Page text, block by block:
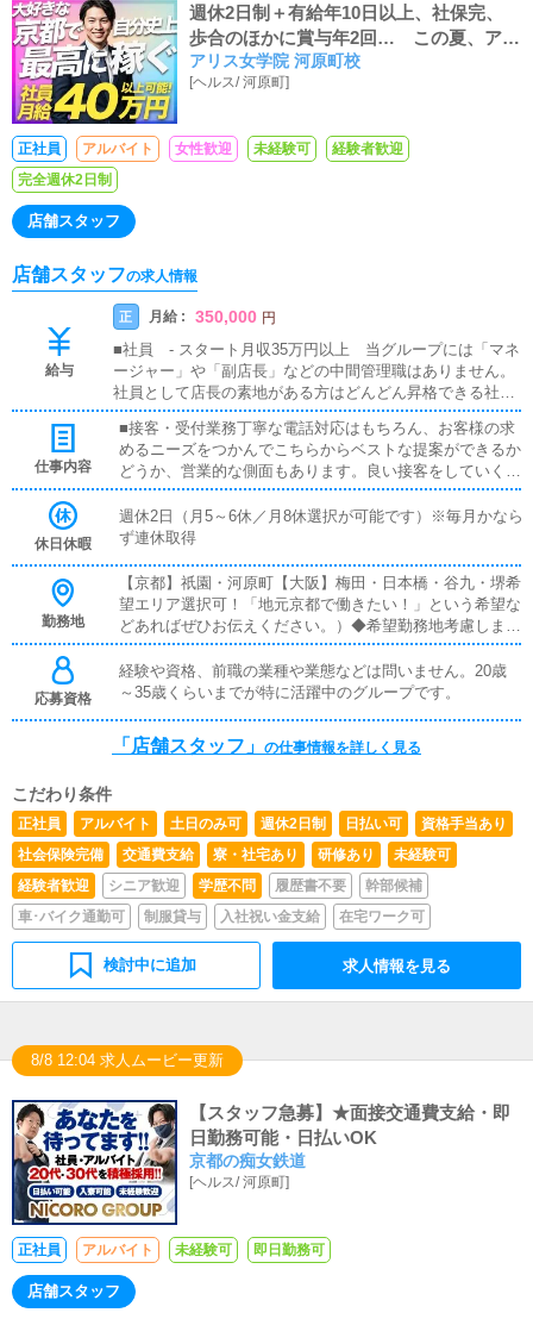
週休2日制＋有給年10日以上、社保完、
歩合のほかに賞与年2回… この夏、アリ
スグループの待遇は「全国基準」に変わ
りました。
アリス女学院 河原町校
[ヘルス/河原町]
正社員 アルバイト 女性歓迎 未経験可
経験者歓迎
完全週休2日制
店舗スタッフ
店舗スタッフの求人情報
給与
正 月給 : 350,000 円
■社員 - スタート月収35万円以上 当グループには「マネ
ージャー」や「副店長」などの中間管理職はありません。
社員として店長の素地がある方はどんどん昇格できる社風
です。■店長 -平均月収80万円以上店長は5段階。売上、
達成に応じて2カ月ごとに昇給が可能です。基本給、歩合
率ともに上がりますので、どんどんと先を目指せる仕組み
です。・研修期間あり・日払い・社員寮への入寮も即日可
仕事内容
■接客・受付業務丁寧な電話対応はもちろん、お客様の求
めるニーズをつかんでこちらからベストな提案ができるか
どうか、営業的な側面もあります。良い接客をしていくう
ちに、自分をわざわざ指名してくださる常連のお客様も増
え、非常にやりがいを感じることも可能です。■更新・集
客業務風俗業界において、集客のほぼ100％がネットにな
ど、自分で手掛けることも、専門部署を動かして行うこと
も可能です。■清掃・備品管理お客様やキャストの方に快
適にお過ごしいただくため、店内の清掃や備品の管理・補
充を行っていただきます。■企画の立案店舗イベントや店
舗運営など様々な企画を提案していただきます。【新規の
お客様の増加】【お客様のリピート率の向上】【キャスト
の方の入店数の増加】など、売上UPに繋がる施策の提案
だいているキャストの方が稼げるようにインターネットを
休日休暇
週休2日（月5～6休／月8休選択が可能です）※毎月かなら
ず連休取得
勤務地
【京都】祇園・河原町【大阪】梅田・日本橋・谷九・堺希
望エリア選択可！「地元京都で働きたい！」という希望な
どあればぜひお伝えください。）◆希望勤務地考慮します
のでお気軽にご相談ください。 京都など遠方の場合別途
手当もあります！
応募資格
経験や資格、前職の業種や業態などは問いません。20歳
～35歳くらいまでが特に活躍中のグループです。
「店舗スタッフ」 の仕事情報を詳しく見る
こだわり条件
正社員 アルバイト 土日のみ可 週休2日制 日払い可
資格手当あり
社会保険完備
交通費支給 寮・社宅あり 研修あり
未経験可
経験者歓迎
シニア歓迎 学歴不問 履歴書不要
幹部候補
車･バイク通勤可
制服貸与 入社祝い金支給 在宅ワーク可
検討中に追加 求人情報を見る
8/8 12:04 求人ムービー更新
【スタッフ急募】★面接交通費支給・即
日勤務可能・日払いOK
京都の痴女鉄道
[ヘルス/河原町]
正社員 アルバイト 未経験可 即日勤務可
店舗スタッフ